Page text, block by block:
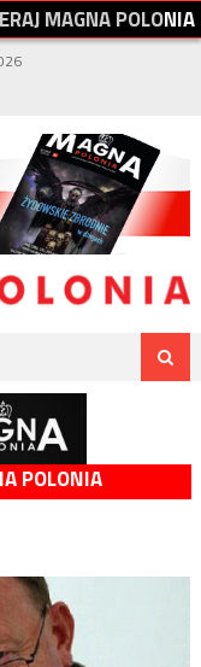
ERAJMAGNAPOLONIA
POLONIA